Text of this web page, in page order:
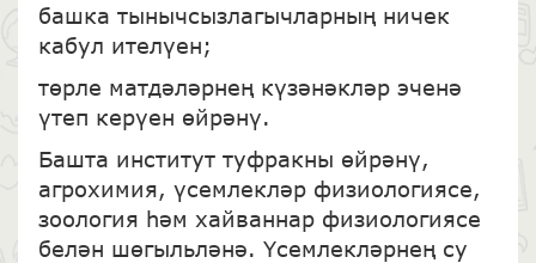
башка тынычсызлагычларның ничек
кабул ителүен;
төрле матдәләрнең күзәнәкләр эченә
үтеп керүен өйрәнү.
Башта институт туфракны өйрәнү,
агрохимия, үсемлекләр физиологиясе,
зоология һәм хайваннар физиологиясе
белән шөгыльләнә. Үсемлекләрнең су